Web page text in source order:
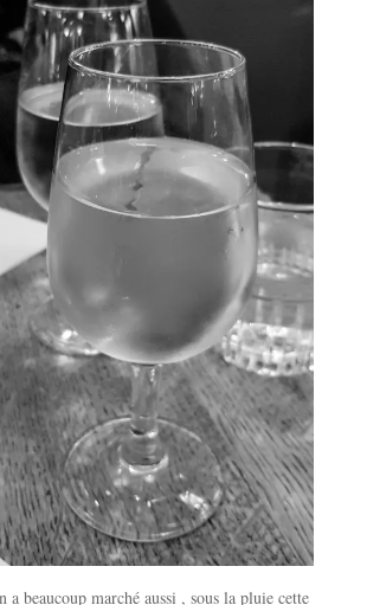
a beaucoup marché aussi , sous la pluie cette